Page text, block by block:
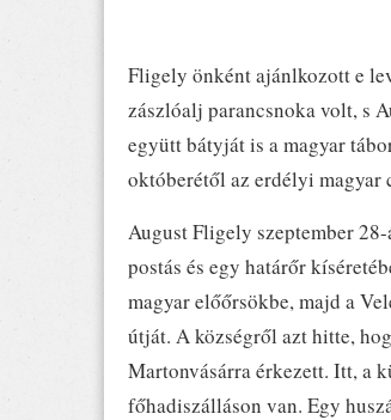
Fligely önként ajánlkozott e
zászlóalj parancsnoka volt, s
együtt bátyját is a magyar
októberétől az erdélyi magyar
August Fligely szeptember
postás és egy határőr
magyar előőrsökbe, majd a
útját. A községről azt hitte,
Martonvásárra érkezett. Itt, a
főhadiszálláson van. Egy